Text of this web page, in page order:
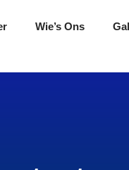
Wie’s Ons